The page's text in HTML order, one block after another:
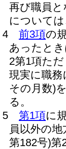
再び職員
について
4
前3項の
あったと
2第1項た
現実に職
その月数)
る。
5
第1項に
員以外の
第182号)第